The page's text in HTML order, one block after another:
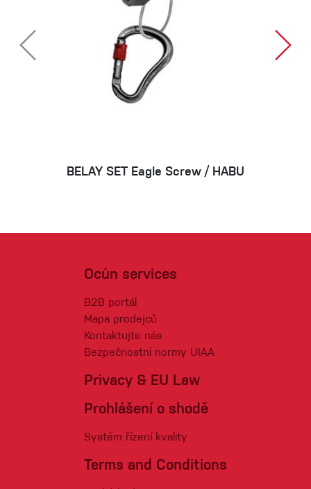
BELAY SET Eagle Screw / HABU
Ocún services
B2B portál
Mapa prodejců
Kontaktujte nás
Bezpečnostní normy UIAA
Privacy & EU Law
Prohlášení o shodě
Systém řízení kvality
Terms and Conditions